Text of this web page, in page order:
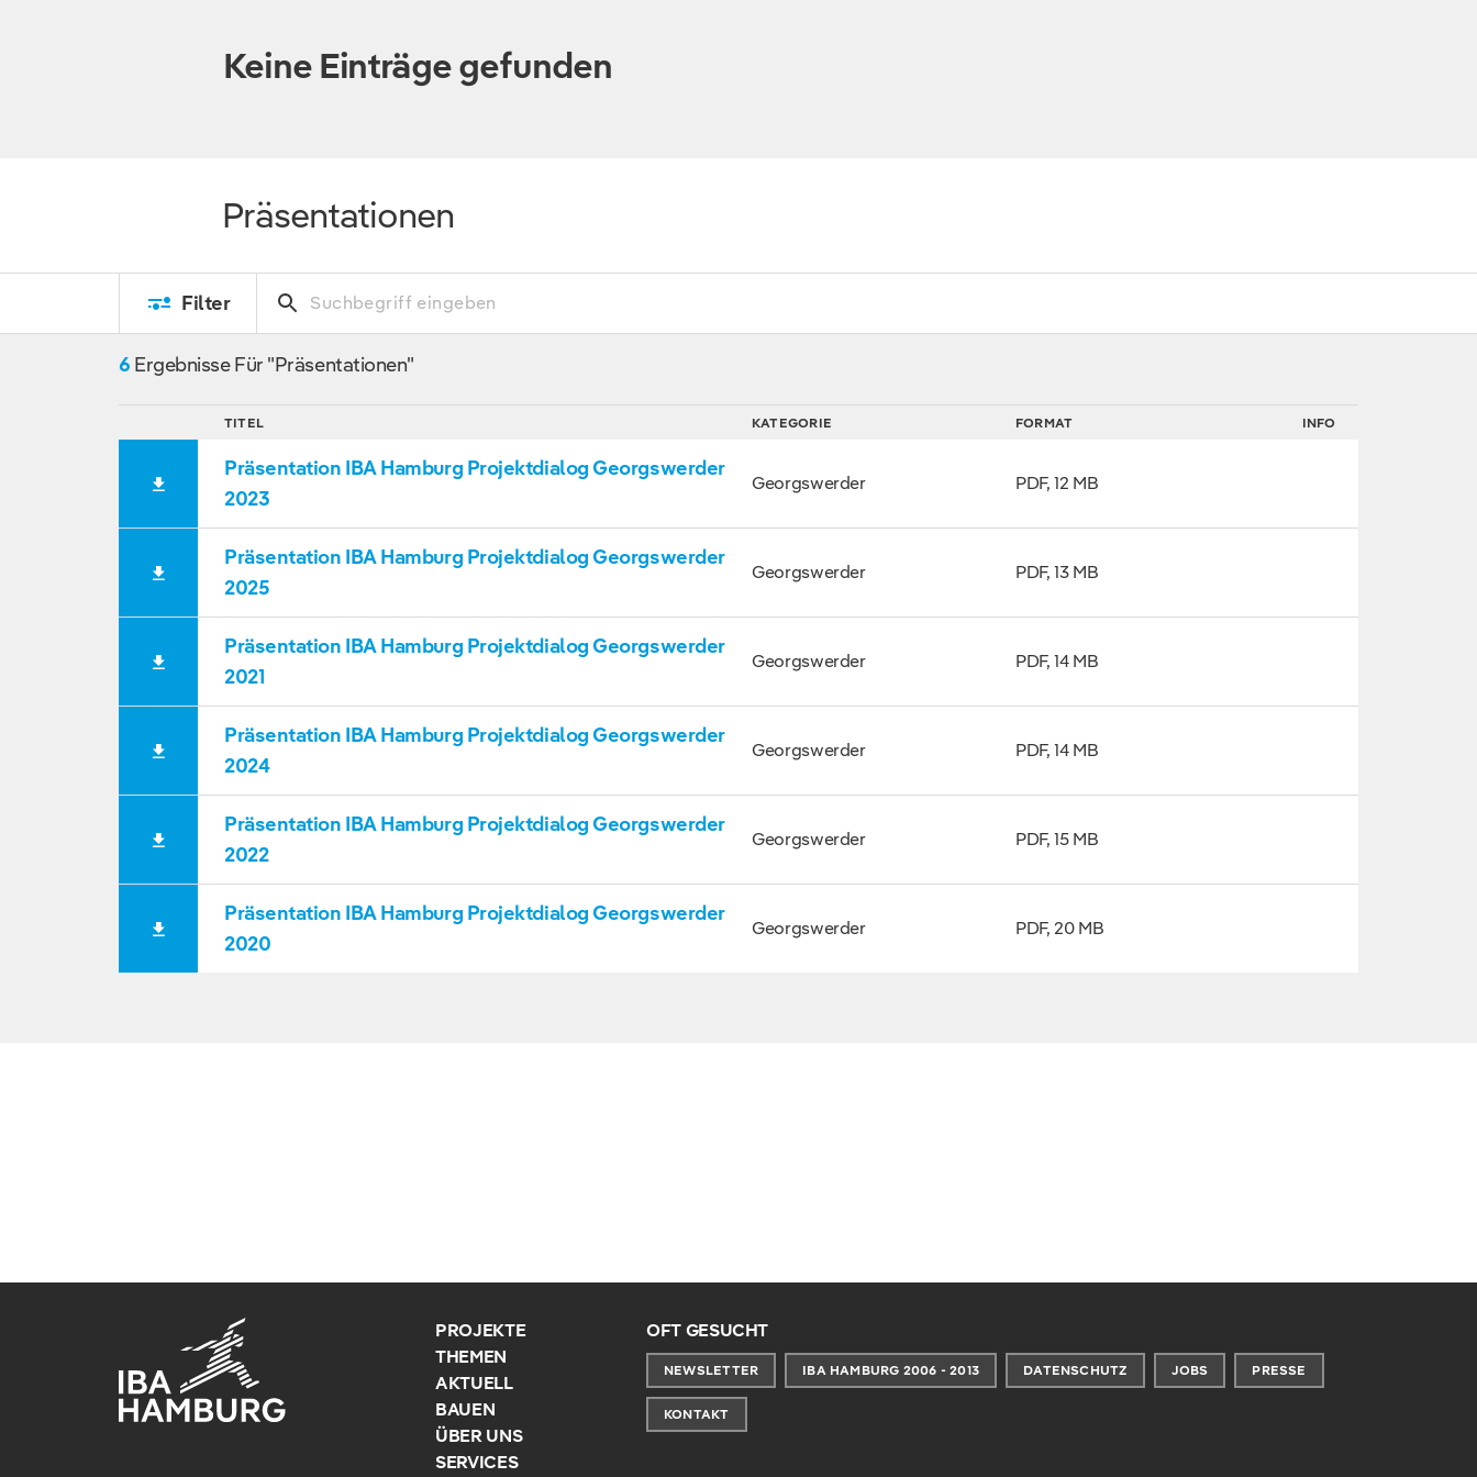
Keine Einträge gefunden
Präsentationen
Filter
6 Ergebnisse Für "Präsentationen"
TITEL KATEGORIE FORMAT INFO
Präsentation IBA Hamburg Projektdialog Georgswerder
2023
Georgswerder PDF, 12 MB
Präsentation IBA Hamburg Projektdialog Georgswerder
2025
Georgswerder PDF, 13 MB
Präsentation IBA Hamburg Projektdialog Georgswerder
2021
Georgswerder PDF, 14 MB
Präsentation IBA Hamburg Projektdialog Georgswerder
2024
Georgswerder PDF, 14 MB
Präsentation IBA Hamburg Projektdialog Georgswerder
2022
Georgswerder PDF, 15 MB
Präsentation IBA Hamburg Projektdialog Georgswerder
2020
Georgswerder PDF, 20 MB
PROJEKTE
THEMEN
AKTUELL
BAUEN
ÜBER UNS
SERVICES
OFT GESUCHT
NEWSLETTER IBA HAMBURG 2006 - 2013 DATENSCHUTZ JOBS PRESSE
KONTAKT